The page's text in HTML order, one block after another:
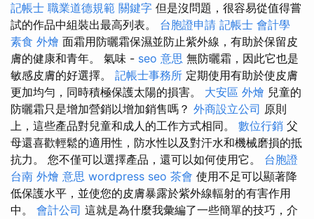
記帳士 職業道德規範 關鍵字 但是沒問題，很容易從值得嘗
試的作品中組裝出最高列表。 台胞證申請 記帳士 會計學
素食 外燴 面霜用防曬霜保濕並防止紫外線，有助於保留皮
膚的健康和青年。 氣味 - seo 意思 無防曬霜，因此它也是
敏感皮膚的好選擇。 記帳士事務所 定期使用有助於使皮膚
更加均勻，同時積極保護太陽的損害。 大安區 外燴 兒童的
防曬霜只是增加營銷以增加銷售嗎？ 外商設立公司 原則
上，這些產品對兒童和成人的工作方式相同。 數位行銷 父
母還喜歡輕鬆的適用性，防水性以及對汗水和機械磨損的抵
抗力。 您不僅可以選擇產品，還可以如何使用它。 台胞證
台南 外燴 意思 wordpress seo 茶會 使用不足可以顯著降
低保護水平，並使您的皮膚暴露於紫外線輻射的有害作用
中。 會計公司 這就是為什麼我彙編了一些簡單的技巧，介